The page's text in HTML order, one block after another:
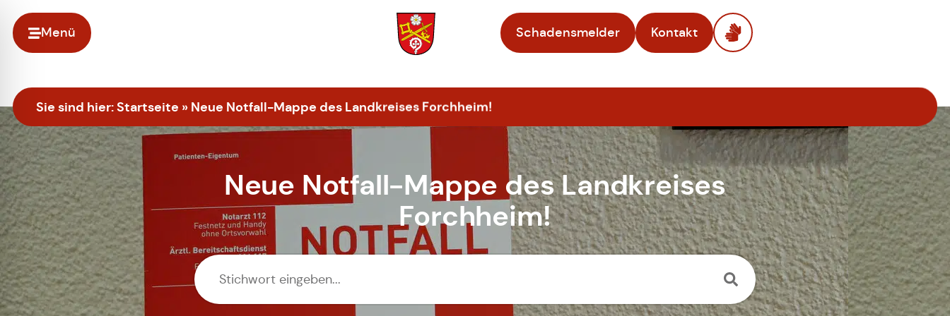
Menü Schadensmelder Kontakt
Sie sind hier:Startseite » Neue Notfall-Mappe des Landkreises Forchheim!
Neue Notfall-Mappe des Landkreises
Forchheim!